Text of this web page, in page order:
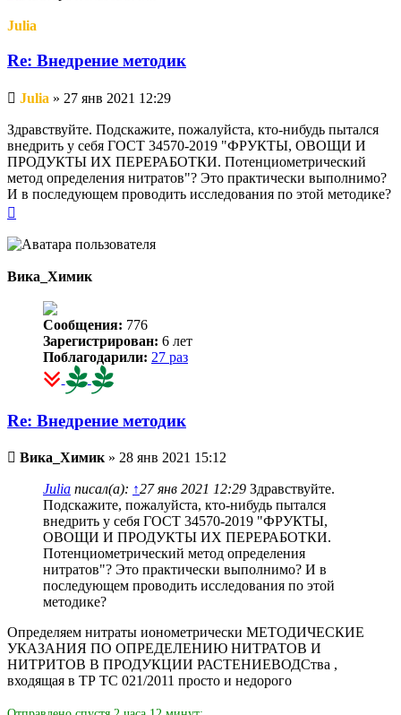
Julia
Re: Внедрение методик
Непрочитанное
Julia » 27 янв 2021 12:29
Здравствуйте. Подскажите, пожалуйста, кто-нибудь пытался
внедрить у себя ГОСТ 34570-2019 "ФРУКТЫ, ОВОЩИ И
ПРОДУКТЫ ИХ ПЕРЕРАБОТКИ. Потенциометрический
метод определения нитратов"? Это практически выполнимо?
И в последующем проводить исследования по этой методике?
началу
Вика_Химик
Сообщения: 776
Зарегистрирован: 6 лет
Поблагодарили: 27 раз
Re: Внедрение методик
Непрочитанное
сообщение
Вика_Химик » 28 янв 2021 15:12
Julia писал(а): ↑27 янв 2021 12:29 Здравствуйте.
Подскажите, пожалуйста, кто-нибудь пытался
внедрить у себя ГОСТ 34570-2019 "ФРУКТЫ,
ОВОЩИ И ПРОДУКТЫ ИХ ПЕРЕРАБОТКИ.
Потенциометрический метод определения
нитратов"? Это практически выполнимо? И в
последующем проводить исследования по этой
методике?
Определяем нитраты ионометрически МЕТОДИЧЕСКИЕ
УКАЗАНИЯ ПО ОПРЕДЕЛЕНИЮ НИТРАТОВ И
НИТРИТОВ В ПРОДУКЦИИ РАСТЕНИЕВОДСтва ,
входящая в ТР ТС 021/2011 просто и недорого